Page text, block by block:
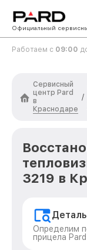
Официальный
Работаем с 09:00
Сервисный
центр Pard
в
Краснодаре
/
3219 в
Определим
прицела